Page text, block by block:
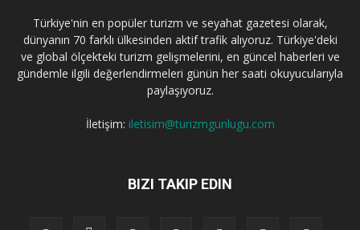
Türkiye'nin en popüler turizm ve seyahat gazetesi olarak,
dünyanın 70 farklı ülkesinden aktif trafik alıyoruz. Türkiye'deki
ve global ölçekteki turizm gelişmelerini, en güncel haberleri ve
gündemle ilgili değerlendirmeleri günün her saati okuyucularıyla
paylaşıyoruz.
İletişim: iletisim@turizmgunlugu.com
BIZI TAKIP EDIN